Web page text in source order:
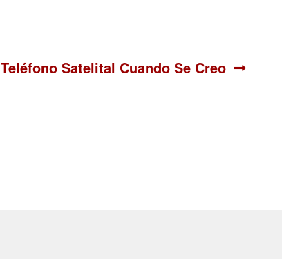
Siguiente:
Teléfono Satelital Cuando Se Creo